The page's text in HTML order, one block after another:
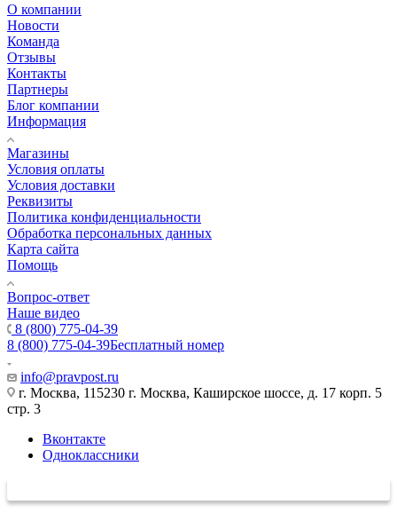
О компании
Новости
Команда
Отзывы
Контакты
Партнеры
Блог компании
Информация
Магазины
Условия оплаты
Условия доставки
Реквизиты
Политика конфиденциальности
Обработка персональных данных
Карта сайта
Помощь
Вопрос-ответ
Наше видео
8 (800) 775-04-39
8 (800) 775-04-39Бесплатный номер
info@pravpost.ru
г. Москва, 115230 г. Москва, Каширское шоссе, д. 17 корп. 5
стр. 3
Вконтакте
Одноклассники